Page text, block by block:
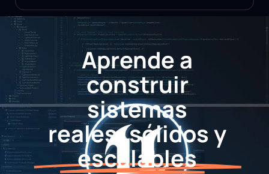
Aprende a
construir
sistemas
reales, sólidos y
escalables